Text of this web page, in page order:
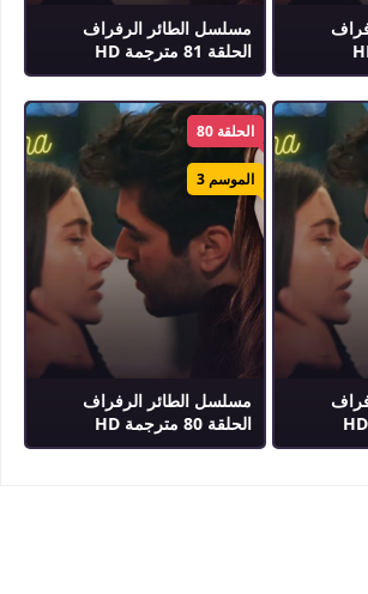
مسلسل الطائر الرفراف
الحلقة 81 مترجمة HD
مسلسل الطائر الرفراف
الحلقة 80 مترجمة HD
الحلقة 80
الموسم 3